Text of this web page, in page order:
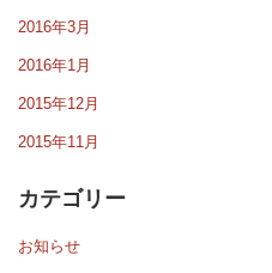
2016年3月
2016年1月
2015年12月
2015年11月
カテゴリー
お知らせ